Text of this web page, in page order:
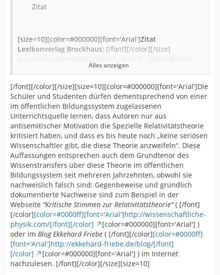
Zitat
[size=10][color=#000000][font='Arial']Zitat
Lexikonverlag Brockhaus: [/font][/color][/size]
[size=10][color=#000000][font='Arial']2. Die
Relativitätstheorie fand in der wissenschaftlichen Welt
allgemein eine sehr rasche Anerkennung. Kritik wurde
von einzelnen aus eher weltanschaulichen Gründen
angebracht.[/font][/color][/size] [size=10]
[color=#000000][font='Arial']
Während die Einwände Ernst Gehrkes
naturphilosophischer und erkenntnis¬theoretischer Art
waren, ging die physikalisch unhaltbare Kritik aus der
sogenannten “deutschen Physik” im Dritten Reich auf
den nationalsozialistischen Rassismus und
Antisemitismus zurück. Prominenteste Vertreter waren
die Nobelpreisträger Philipp Lenard und Johannes
Stark. Sie be¬gannen sich nach Ende des Ersten
Weltkriegs nationalistischen und antisemitischen
Positionen zuzuwenden und zählten schließlich zu den
führenden Köpfen der nationalsozialistischen
Propaganda, die auf die Ausgrenzung und Abwertung
Lenard stellte der Einsteinschen Theorie eine
komplizierte Weiterentwicklung der Äthertheorie mit
mehreren gegeneinander bewegten Ätherarten
Alles anzeigen
[/font][/color][/size][size=10][color=#000000][font='Arial']Die
Schüler und Studenten dürfen dementsprechend von einer
im öffentlichen Bildungssystem zugelassenen
Unterrichtsquelle lernen, dass Autoren nur aus
antisemitischer Motivation die Spezielle Relativitätstheorie
kritisiert haben, und dass es bis heute noch „keine seriösen
Wissenschaftler gibt, die diese Theorie anzweifeln“. Diese
Auffassungen entsprechen auch dem Grundtenor des
Wissenstransfers über diese Theorie im öffentlichen
Bildungssystem seit mehreren Jahrzehnten, obwohl sie
nachweislich falsch sind: Gegenbeweise und gründlich
dokumentierte Nachweise sind zum Beispiel in der
Webseite "Kritische Stimmen zur Relativitätstheorie"( [/font]
[/color][color=#0000ff][font='Arial']http://wissenschaftliche-
physik.com/[/font][/color]
[color=#000000][font='Arial'] )
oder im Blog Ekkehard Friebe ( [/font][/color][color=#0000ff]
[font='Arial']http://ekkehard-friebe.de/blog/[/font]
[/color]
[color=#000000][font='Arial'] ) im Internet
nachzulesen. [/font][/color][/size][size=10]